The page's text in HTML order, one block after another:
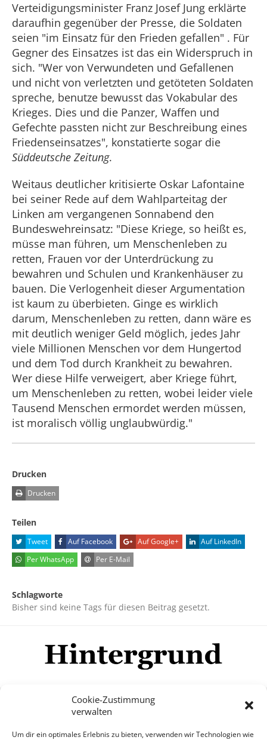
Cookie-Zustimmung
verwalten
Um dir ein optimales Erlebnis zu bieten, verwenden wir Technologien wie
Verteidigungsminister Franz Josef Jung erklärte
daraufhin gegenüber der Presse, die Soldaten
seien "im Einsatz für den Frieden gefallen" . Für
Gegner des Einsatzes ist das ein Widerspruch in
sich. "Wer von Verwundeten und Gefallenen
und nicht von verletzten und getöteten Soldaten
spreche, benutze bewusst das Vokabular des
Krieges. Dies und die Panzer, Waffen und
Gefechte passten nicht zur Beschreibung eines
Friedenseinsatzes", konstatierte sogar die
Süddeutsche Zeitung.
Weitaus deutlicher kritisierte Oskar Lafontaine
bei seiner Rede auf dem Wahlparteitag der
Linken am vergangenen Sonnabend den
Bundeswehreinsatz: "Diese Kriege, so heißt es,
müsse man führen, um Menschenleben zu
retten, Frauen vor der Unterdrückung zu
bewahren und Schulen und Krankenhäuser zu
bauen. Die Verlogenheit dieser Argumentation
ist kaum zu überbieten. Ginge es wirklich
darum, Menschenleben zu retten, dann wäre es
mit deutlich weniger Geld möglich, jedes Jahr
viele Millionen Menschen vor dem Hungertod
und dem Tod durch Krankheit zu bewahren.
Wer diese Hilfe verweigert, aber Kriege führt,
um Menschenleben zu retten, wobei leider viele
Tausend Menschen ermordet werden müssen,
ist moralisch völlig unglaubwürdig."
Drucken
Drucken
Teilen
Tweet Auf Facebook Auf Google+
Auf LinkedIn
Per WhatsApp
Per E-Mail
Schlagworte
Bisher sind keine Tags für diesen Beitrag gesetzt.